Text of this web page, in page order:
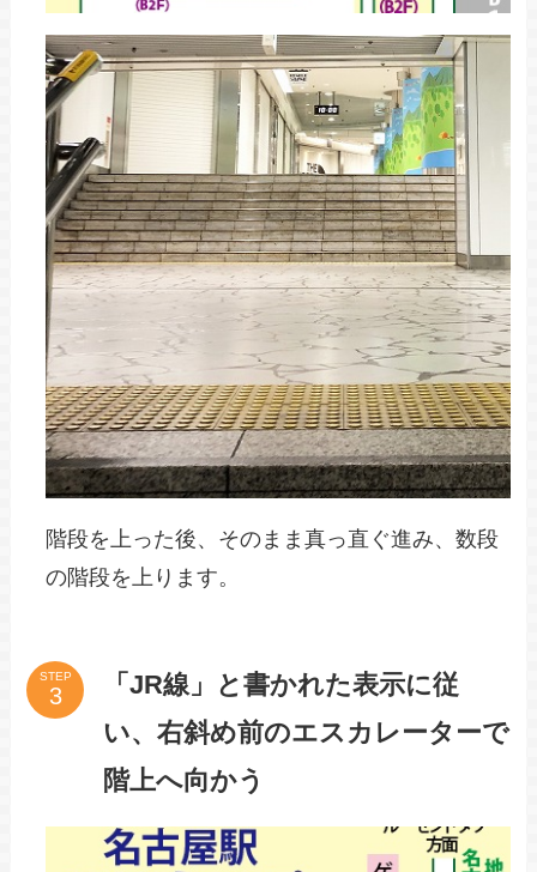
階段を上った後、そのまま真っ直ぐ進み、数段
の階段を上ります。
STEP
「JR線」と書かれた表示に従
い、右斜め前のエスカレーターで
階上へ向かう